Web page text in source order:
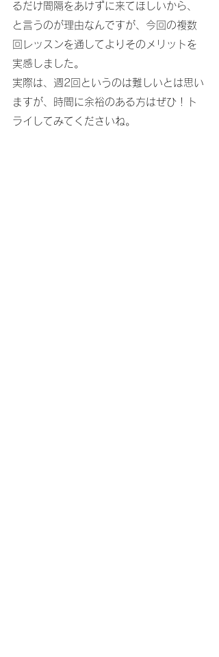
るだけ間隔をあけずに来てほしいから、
と言うのが理由なんですが、今回の複数
回レッスンを通してよりそのメリットを
実感しました。
実際は、週2回というのは難しいとは思い
ますが、時間に余裕のある方はぜひ！ト
ライしてみてくださいね。